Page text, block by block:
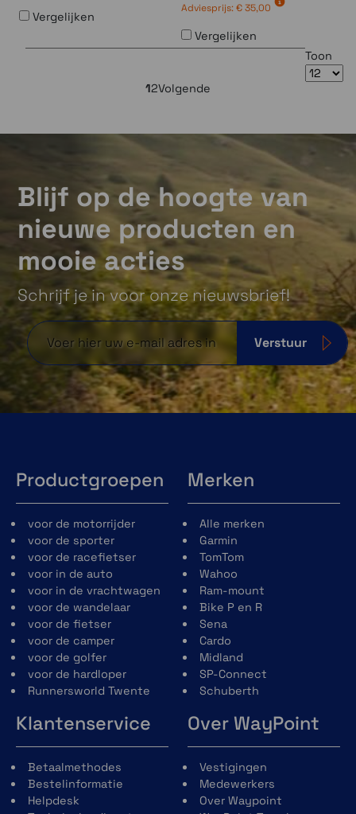
Vergelijken
Adviesprijs:€ 35,00
Vergelijken
12Volgende
Toon
Blijf op de hoogte van
nieuwe producten en
mooie acties
Schrijf je in voor onze nieuwsbrief!
Verstuur
Productgroepen
voor de motorrijder
voor de sporter
voor de racefietser
voor in de auto
voor in de vrachtwagen
voor de wandelaar
voor de fietser
voor de camper
voor de golfer
voor de hardloper
Runnersworld Twente
Merken
Alle merken
Garmin
TomTom
Wahoo
Ram-mount
Bike P en R
Sena
Cardo
Midland
SP-Connect
Schuberth
Klantenservice
Betaalmethodes
Bestelinformatie
Helpdesk
Over WayPoint
Vestigingen
Medewerkers
Over Waypoint